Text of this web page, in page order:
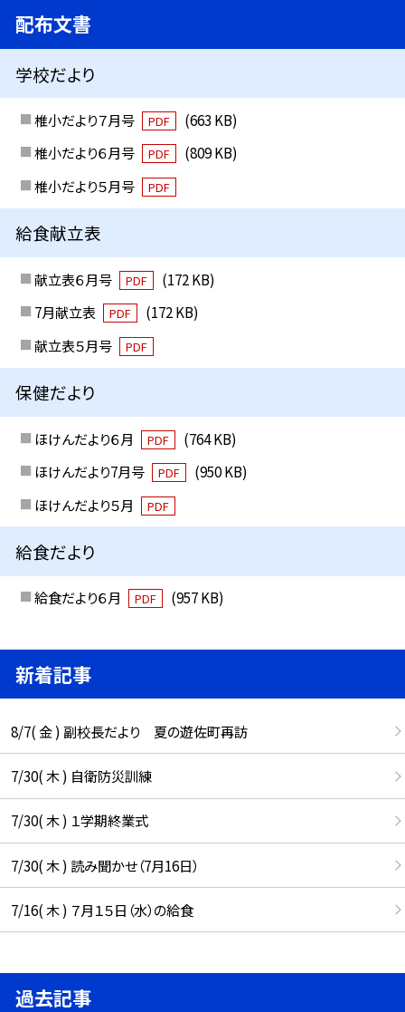
配布文書
学校だより
椎小だより７月号 PDF
(663 KB)
椎小だより６月号
PDF
(809 KB)
椎小だより５月号
PDF
給食献立表
献立表６月号 PDF
(172 KB)
7月献立表
PDF
(172 KB)
献立表５月号
PDF
保健だより
ほけんだより６月 PDF
(764 KB)
ほけんだより7月号
PDF
(950 KB)
ほけんだより５月
PDF
給食だより
給食だより６月 PDF (957 KB)
新着記事
8/7( 金 ) 副校長だより 夏の遊佐町再訪
7/30( 木 ) 自衛防災訓練
7/30( 木 ) １学期終業式
7/30( 木 ) 読み聞かせ（7月16日）
7/16( 木 ) ７月１５日（水）の給食
過去記事